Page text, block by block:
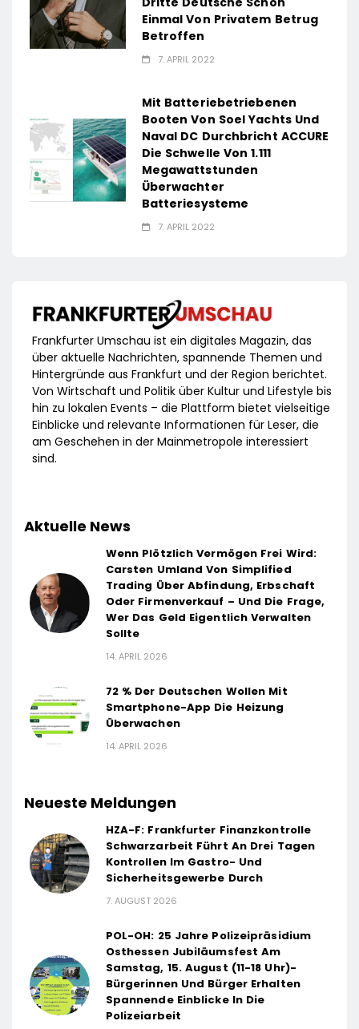
Einmal Von Privatem Betrug
Betroffen
7. APRIL 2022
Mit Batteriebetriebenen
Booten Von Soel Yachts Und
Naval DC Durchbricht ACCURE
Die Schwelle Von 1.111
Megawattstunden
Überwachter
Batteriesysteme
7. APRIL 2022
Frankfurter Umschau ist ein digitales Magazin, das
über aktuelle Nachrichten, spannende Themen und
Hintergründe aus Frankfurt und der Region berichtet.
Von Wirtschaft und Politik über Kultur und Lifestyle bis
hin zu lokalen Events – die Plattform bietet vielseitige
Einblicke und relevante Informationen für Leser, die
am Geschehen in der Mainmetropole interessiert
sind.
Aktuelle News
Wenn Plötzlich Vermögen Frei Wird:
Carsten Umland Von Simplified
Trading Über Abfindung, Erbschaft
Oder Firmenverkauf – Und Die Frage,
Wer Das Geld Eigentlich Verwalten
Sollte
14. APRIL 2026
72 % Der Deutschen Wollen Mit
Smartphone-App Die Heizung
Überwachen
14. APRIL 2026
Neueste Meldungen
HZA-F: Frankfurter Finanzkontrolle
Schwarzarbeit Führt An Drei Tagen
Kontrollen Im Gastro- Und
Sicherheitsgewerbe Durch
7. AUGUST 2026
POL-OH: 25 Jahre Polizeipräsidium
Osthessen Jubiläumsfest Am
Samstag, 15. August (11-18 Uhr)-
Bürgerinnen Und Bürger Erhalten
Spannende Einblicke In Die
Polizeiarbeit